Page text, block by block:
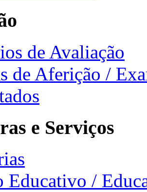
de Avaliação
de Aferição /
e Serviços
Educativo /